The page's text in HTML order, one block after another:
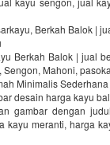
Berkah Balok |
Berkah Balok | jual
Mahoni,
Minimalis Sederhana
desain harga kayu
gambar dengan
kayu meranti, harga